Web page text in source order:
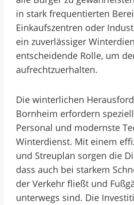
in stark frequentierten
Einkaufszentren oder
ein zuverlässiger
entscheidende Rolle, um
aufrechtzuerhalten.
Die winterlichen
Bornheim erfordern
Personal und modernste
Winterdienst. Mit einem
und Streuplan sorgen die
dass auch bei starkem
der Verkehr fließt und
unterwegs sind. Die